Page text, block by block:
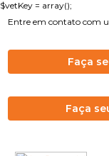
$vetKey = array();
Entre em contato com
Faça
Faça